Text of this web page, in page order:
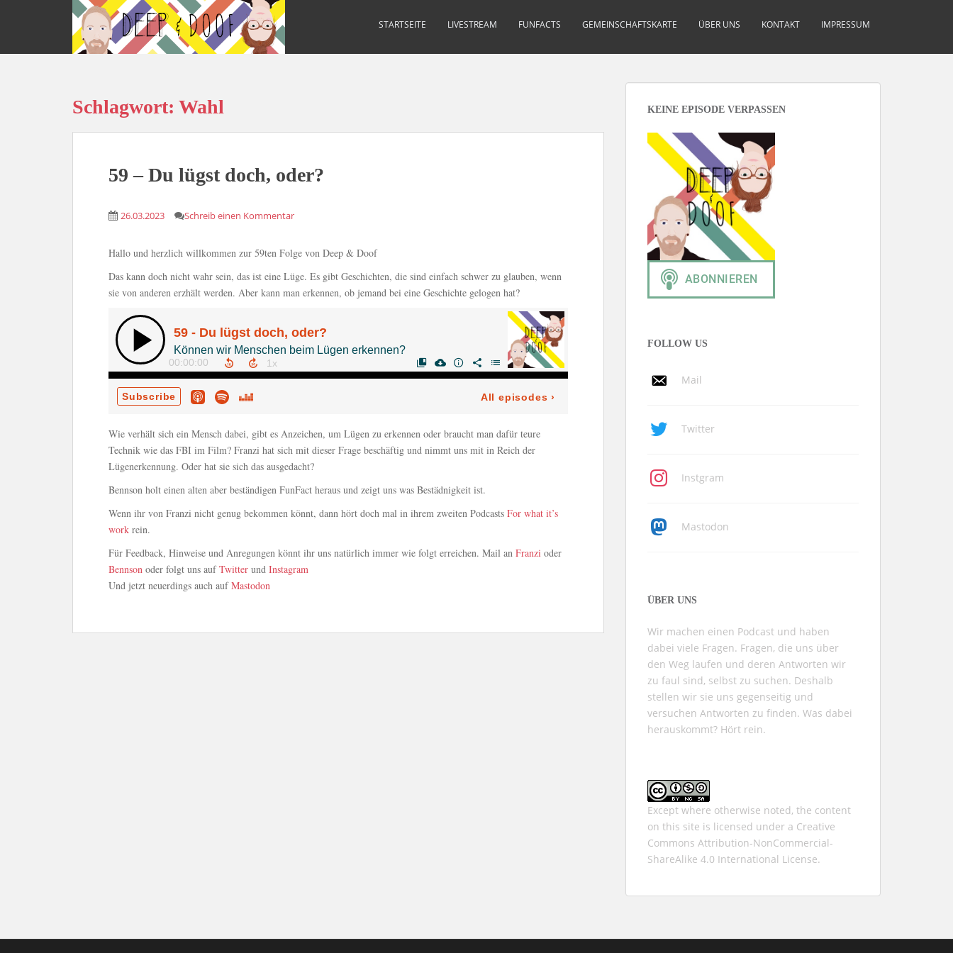
p
STARTSEITE LIVESTREAM FUNFACTS GEMEINSCHAFTSKARTE ÜBER UNS KONTAKT IMPRESSUM
Schlagwort: Wahl
59 – Du lügst doch, oder?
26.03.2023 Schreib einen Kommentar
Hallo und herzlich willkommen zur 59ten Folge von Deep & Doof
Das kann doch nicht wahr sein, das ist eine Lüge. Es gibt Geschichten, die sind einfach schwer zu glauben, wenn
sie von anderen erzhält werden. Aber kann man erkennen, ob jemand bei eine Geschichte gelogen hat?
Wie verhält sich ein Mensch dabei, gibt es Anzeichen, um Lügen zu erkennen oder braucht man dafür teure
Technik wie das FBI im Film? Franzi hat sich mit dieser Frage beschäftig und nimmt uns mit in Reich der
Lügenerkennung. Oder hat sie sich das ausgedacht?
Bennson holt einen alten aber beständigen FunFact heraus und zeigt uns was Bestädnigkeit ist.
Wenn ihr von Franzi nicht genug bekommen könnt, dann hört doch mal in ihrem zweiten Podcasts For what it’s
work rein.
Für Feedback, Hinweise und Anregungen könnt ihr uns natürlich immer wie folgt erreichen. Mail an Franzi oder
Bennson oder folgt uns aufTwitter und Instagram
Und jetzt neuerdings auch aufMastodon
KEINE EPISODE VERPASSEN
FOLLOW US
Mail
Twitter
Instgram
Mastodon
ÜBER UNS
Wir machen einen Podcast und haben
dabei viele Fragen. Fragen, die uns über
den Weg laufen und deren Antworten wir
zu faul sind, selbst zu suchen. Deshalb
stellen wir sie uns gegenseitig und
versuchen Antworten zu finden. Was dabei
herauskommt? Hört rein.
Except where otherwise noted, the content
on this site is licensed under a Creative
Commons Attribution-NonCommercial-
ShareAlike 4.0 International License.